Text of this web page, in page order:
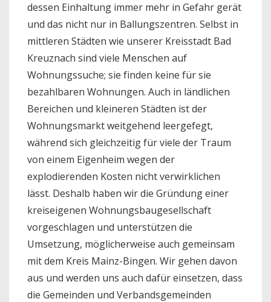
dessen Einhaltung immer mehr in Gefahr gerät
und das nicht nur in Ballungszentren. Selbst in
mittleren Städten wie unserer Kreisstadt Bad
Kreuznach sind viele Menschen auf
Wohnungssuche; sie finden keine für sie
bezahlbaren Wohnungen. Auch in ländlichen
Bereichen und kleineren Städten ist der
Wohnungsmarkt weitgehend leergefegt,
während sich gleichzeitig für viele der Traum
von einem Eigenheim wegen der
explodierenden Kosten nicht verwirklichen
lässt. Deshalb haben wir die Gründung einer
kreiseigenen Wohnungsbaugesellschaft
vorgeschlagen und unterstützen die
Umsetzung, möglicherweise auch gemeinsam
mit dem Kreis Mainz-Bingen. Wir gehen davon
aus und werden uns auch dafür einsetzen, dass
die Gemeinden und Verbandsgemeinden